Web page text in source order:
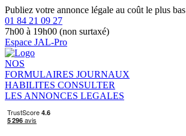
Publiez votre annonce légale au coût le plus bas
01 84 21 09 27
7h00 à 19h00 (non surtaxé)
Espace JAL-Pro
NOS
FORMULAIRES JOURNAUX
HABILITES CONSULTER
LES ANNONCES LEGALES